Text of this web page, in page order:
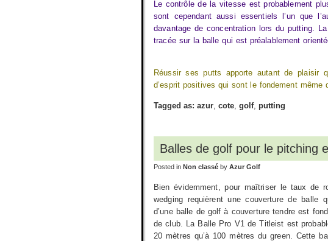
Le contrôle de la vitesse est probablement
sont cependant aussi essentiels l’un que
davantage de concentration lors du putting.
tracée sur la balle qui est préalablement
Réussir ses putts apporte autant de plaisir
d’esprit positives qui sont le fondement même
Tagged as: azur, cote, golf, putting
Balles de golf pour le pitching
Posted in Non classé by Azur Golf
Bien évidemment, pour maîtriser le taux de
wedging requièrent une couverture de balle
d’une balle de golf à couverture tendre est
de club. La Balle Pro V1 de Titleist est
20 mètres qu’à 100 mètres du green. Cette